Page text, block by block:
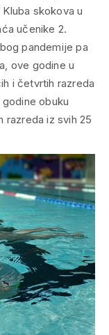
skokova u
učenike 2.
pandemije pa
ove godine u
i četvrtih razreda
obuku
razreda iz svih 25